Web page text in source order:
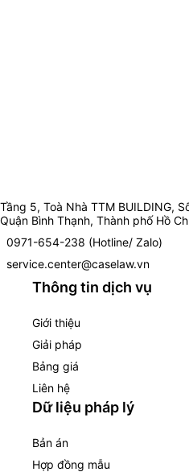
Tầng 5, Toà Nhà TTM BUILDING,
Quận Bình Thạnh, Thành phố Hồ
0971-654-238 (Hotline/ Zalo)
service.center@caselaw.vn
Thông tin dịch vụ
Giới thiệu
Giải pháp
Bảng giá
Liên hệ
Dữ liệu pháp lý
Bản án
Hợp đồng mẫu